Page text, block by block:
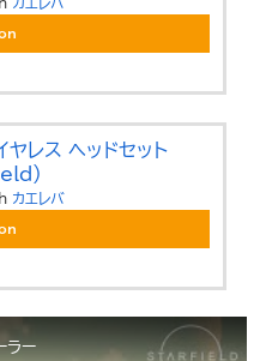
レス ヘッドセット
カエレバ
ラー